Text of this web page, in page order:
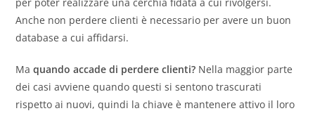
Anche non perdere clienti è necessario per avere un buon
database a cui affidarsi.
Maquando accade di perdere clienti? Nella maggior parte
dei casi avviene quando questi si sentono trascurati
rispetto ai nuovi, quindi la chiave è mantenere attivo il loro